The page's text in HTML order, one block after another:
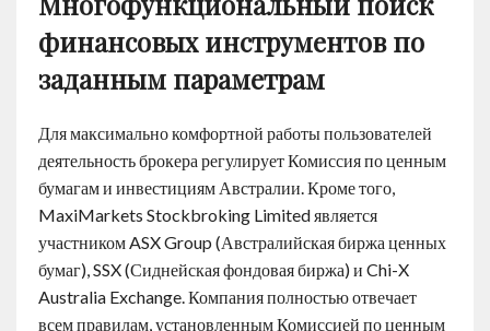
финансовых инструментов по
заданным параметрам
Для максимально комфортной работы пользователей
деятельность брокера регулирует Комиссия по ценным
бумагам и инвестициям Австралии. Кроме того,
MaxiMarkets Stockbroking Limited является
участником ASX Group (Австралийская биржа ценных
бумаг), SSX (Сиднейская фондовая биржа) и Chi-X
Australia Exchange. Компания полностью отвечает
всем правилам, установленным Комиссией по ценным